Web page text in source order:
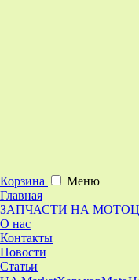
Корзина
Меню
Главная
ЗАПЧАСТИ НА
О нас
Контакты
Новости
Статьи